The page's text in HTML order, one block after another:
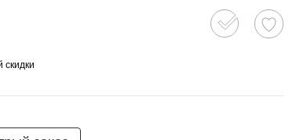
скидки